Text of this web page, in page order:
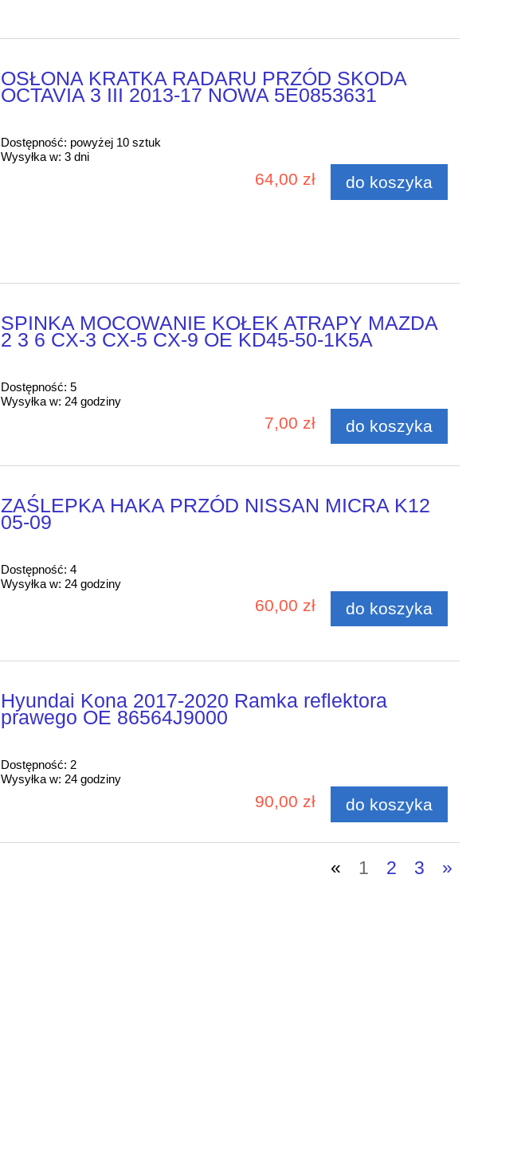
OSŁONA KRATKA RADARU PRZÓD SKODA
OCTAVIA 3 III 2013-17 NOWA 5E0853631
Dostępność: powyżej 10 sztuk
Wysyłka w: 3 dni
64,00 zł do koszyka
SPINKA MOCOWANIE KOŁEK ATRAPY MAZDA
2 3 6 CX-3 CX-5 CX-9 OE KD45-50-1K5A
Dostępność: 5
Wysyłka w: 24 godziny
7,00 zł do koszyka
ZAŚLEPKA HAKA PRZÓD NISSAN MICRA K12
05-09
Dostępność: 4
Wysyłka w: 24 godziny
60,00 zł do koszyka
Hyundai Kona 2017-2020 Ramka reflektora
prawego OE 86564J9000
Dostępność: 2
Wysyłka w: 24 godziny
90,00 zł do koszyka
« 1 2 3 »